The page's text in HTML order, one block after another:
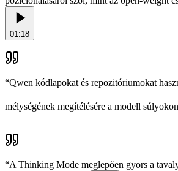
01:18
“Qwen kódlapokat és repozitóriumokat
mélységének megítélésére a modell
“A Thinking Mode meglepően gyors a